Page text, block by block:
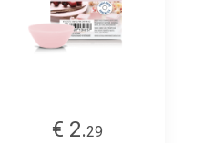
€ 2.29